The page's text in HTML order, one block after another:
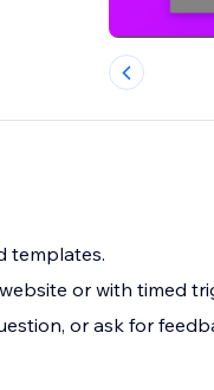
templates.
or with timed
or ask for